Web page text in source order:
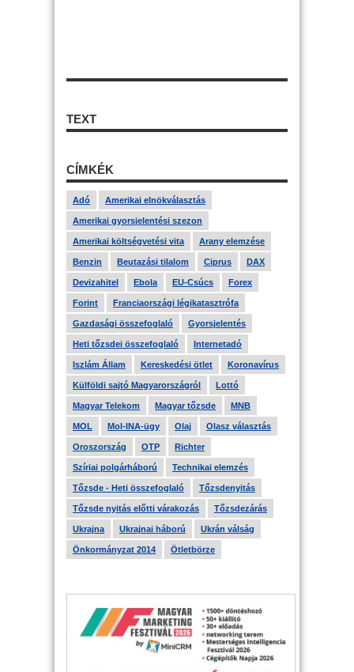
TEXT
CÍMKÉK
Adó Amerikai elnökválasztás
Amerikai gyorsjelentési szezon
Amerikai költségvetési vita Arany elemzése
Benzin Beutazási tilalom Ciprus DAX
Devizahitel Ebola EU-Csúcs Forex
Forint Franciaországi légikatasztrófa
Gazdasági összefoglaló Gyorsjelentés
Heti tőzsdei összefoglaló Internetadó
Iszlám Állam Kereskedési ötlet Koronavírus
Külföldi sajtó Magyarországról Lottó
Magyar Telekom Magyar tőzsde MNB
MOL Mol-INA-ügy Olaj Olasz választás
Oroszország OTP Richter
Szíriai polgárháború Technikai elemzés
Tőzsde - Heti összefoglaló Tőzsdenyitás
Tőzsde nyitás előtti várakozás Tőzsdezárás
Ukrajna Ukrajnai háború Ukrán válság
Önkormányzat 2014 Ötletbörze